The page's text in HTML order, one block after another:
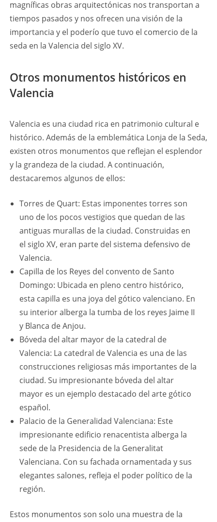
magníficas obras arquitectónicas nos transportan a
tiempos pasados y nos ofrecen una visión de la
importancia y el poderío que tuvo el comercio de la
seda en la Valencia del siglo XV.
Otros monumentos históricos en
Valencia
Valencia es una ciudad rica en patrimonio cultural e
histórico. Además de la emblemática Lonja de la Seda,
existen otros monumentos que reflejan el esplendor
y la grandeza de la ciudad. A continuación,
destacaremos algunos de ellos:
Torres de Quart: Estas imponentes torres son
uno de los pocos vestigios que quedan de las
antiguas murallas de la ciudad. Construidas en
el siglo XV, eran parte del sistema defensivo de
Valencia.
Capilla de los Reyes del convento de Santo
Domingo: Ubicada en pleno centro histórico,
esta capilla es una joya del gótico valenciano. En
su interior alberga la tumba de los reyes Jaime II
y Blanca de Anjou.
Bóveda del altar mayor de la catedral de
Valencia: La catedral de Valencia es una de las
construcciones religiosas más importantes de la
ciudad. Su impresionante bóveda del altar
mayor es un ejemplo destacado del arte gótico
español.
Palacio de la Generalidad Valenciana: Este
impresionante edificio renacentista alberga la
sede de la Presidencia de la Generalitat
Valenciana. Con su fachada ornamentada y sus
elegantes salones, refleja el poder político de la
región.
Estos monumentos son solo una muestra de la